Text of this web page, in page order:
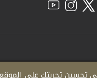
تحسين تجربتك على